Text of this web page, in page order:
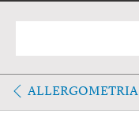
ALLERGOMETRIA